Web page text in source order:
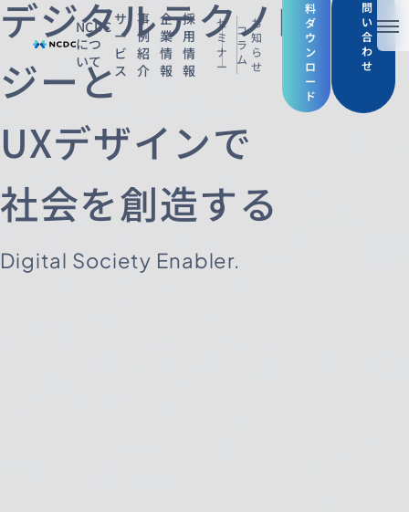
メ
NCDCについて
事例紹介
採用情報
NCDC
につ
いて
サ
ー
ビ
ス
事
例
紹
介
企
業
情
報
採
用
情
報
セ
ミ
ナ
ー
コ
ラ
ム
お
知
ら
せ
料
ダ
ウ
ン
ロ
ー
ド
問
い
合
わ
せ
デジタルテクノロ
ジーと
UXデザインで
社会を創造する
Digital Society Enabler.